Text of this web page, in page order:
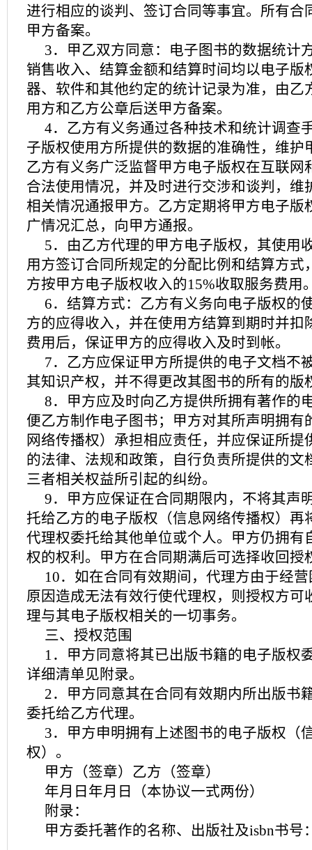
进行相应的谈判、签订合同等事宜。所有合
甲方备案。
3．甲乙双方同意：电子图书的数据统计
销售收入、结算金额和结算时间均以电子版
器、软件和其他约定的统计记录为准，由乙
用方和乙方公章后送甲方备案。
4．乙方有义务通过各种技术和统计调查
子版权使用方所提供的数据的准确性，维护
乙方有义务广泛监督甲方电子版权在互联网
合法使用情况，并及时进行交涉和谈判，维
相关情况通报甲方。乙方定期将甲方电子版
广情况汇总，向甲方通报。
5．由乙方代理的甲方电子版权，其使用
用方签订合同所规定的分配比例和结算方式
方按甲方电子版权收入的15%收取服务费用
6．结算方式：乙方有义务向电子版权的
方的应得收入，并在使用方结算到期时并扣
费用后，保证甲方的应得收入及时到帐。
7．乙方应保证甲方所提供的电子文档不
其知识产权，并不得更改其图书的所有的版
8．甲方应及时向乙方提供所拥有著作的
便乙方制作电子图书；甲方对其所声明拥有
网络传播权）承担相应责任，并应保证所提
的法律、法规和政策，自行负责所提供的文
三者相关权益所引起的纠纷。
9．甲方应保证在合同期限内，不将其声
托给乙方的电子版权（信息网络传播权）再
代理权委托给其他单位或个人。甲方仍拥有
权的权利。甲方在合同期满后可选择收回授
10．如在合同有效期间，代理方由于经
原因造成无法有效行使代理权，则授权方可
理与其电子版权相关的一切事务。
三、授权范围
1．甲方同意将其已出版书籍的电子版权
详细清单见附录。
2．甲方同意其在合同有效期内所出版书
委托给乙方代理。
3．甲方申明拥有上述图书的电子版权（
权）。
甲方（签章）乙方（签章）
年月日年月日（本协议一式两份）
附录：
甲方委托著作的名称、出版社及isbn书号